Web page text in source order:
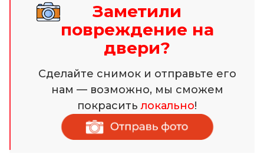
Заметили
повреждение на
двери?
Сделайте снимок и отправьте его
нам — возможно, мы сможем
покраситьлокально!